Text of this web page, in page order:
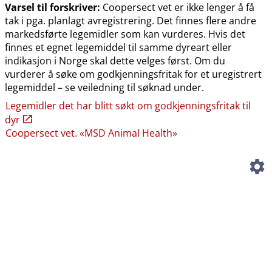
Varsel til forskriver: Coopersect vet er ikke lenger å få
tak i pga. planlagt avregistrering. Det finnes flere andre
markedsførte legemidler som kan vurderes. Hvis det
finnes et egnet legemiddel til samme dyreart eller
indikasjon i Norge skal dette velges først. Om du
vurderer å søke om godkjenningsfritak for et uregistrert
legemiddel – se veiledning til søknad under.
Legemidler det har blitt søkt om godkjenningsfritak til
dyr
Coopersect vet. «MSD Animal Health»